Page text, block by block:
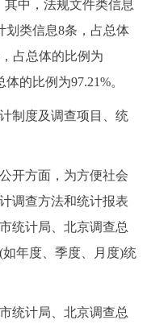
其中，法规文件类信息
划类信息8条，占总体
占总体的比例为
的比例为97.21%。
度及调查项目、统
方面，为方便社会
调查方法和统计报表
统计局、北京调查总
如年度、季度、月度)统
计局、北京调查总